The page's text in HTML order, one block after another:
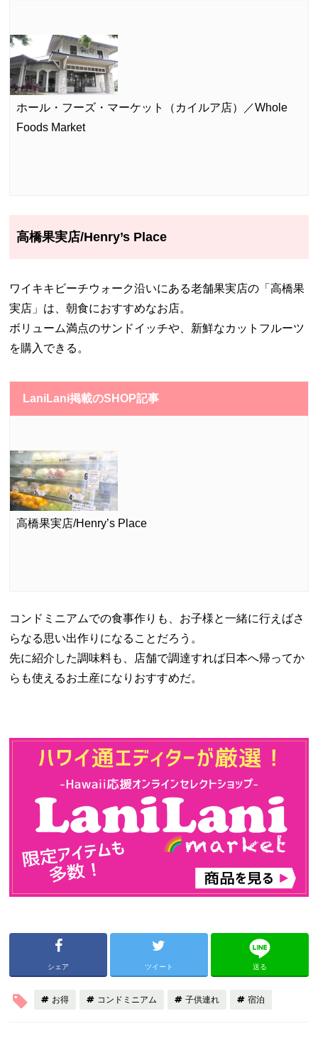
ホール・フーズ・マーケット（カイルア店）／Whole
Foods Market
高橋果実店/Henry’s Place
ワイキキビーチウォーク沿いにある老舗果実店の「高橋果
実店」は、朝食におすすめなお店。
ボリューム満点のサンドイッチや、新鮮なカットフルーツ
を購入できる。
LaniLani掲載のSHOP記事
高橋果実店/Henry’s Place
コンドミニアムでの食事作りも、お子様と一緒に行えばさ
らなる思い出作りになることだろう。
先に紹介した調味料も、店舗で調達すれば日本へ帰ってか
らも使えるお土産になりおすすめだ。
シェア ツイート 送る
お得 コンドミニアム 子供連れ 宿泊